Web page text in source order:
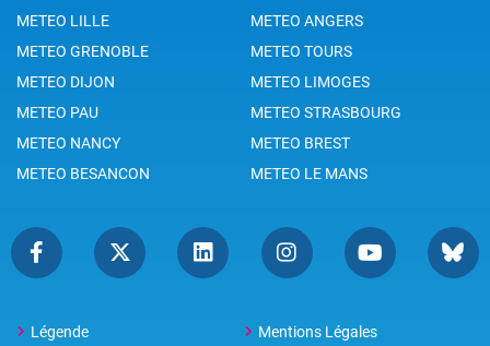
METEO LILLE
METEO ANGERS
METEO GRENOBLE
METEO TOURS
METEO DIJON
METEO LIMOGES
METEO PAU
METEO STRASBOURG
METEO NANCY
METEO BREST
METEO BESANCON
METEO LE MANS
Légende
Mentions Légales